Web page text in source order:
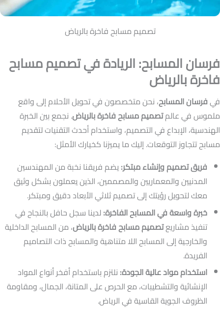
تصميم مسابح فاخرة بالرياض
فرسان المسابح: الريادة في تصميم مسابح
فاخرة بالرياض
فيفرسان المسابح، نحن متخصصون في تحويل الأحلام إلى واقع
ملموس في عالمتصميم مسابح فاخرة بالرياض. نجمع بين الخبرة
الهندسية، الإبداع في التصميم، واستخدام أحدث التقنيات لتقديم
مسابح تتجاوز التوقعات. إليك ما يميزنا كخيارك الأمثل:
فريق تصميم وإنشاء مبتكر:يضم فريقنا نخبة من المهندسين
المدنيين والمعماريين والمصممين، الذين يعملون بشكل وثيق
معك لتحويل رؤيتك إلى تصميم ثلاثي الأبعاد دقيق ومبتكر.
خبرة واسعة في المسابح الفاخرة:لدينا سجل حافل بالنجاح في
تنفيذ مشاريعتصميم مسابح فاخرة بالرياض، من المسابح الداخلية
والخارجية إلى المسابح اللا متناهية والمسابح ذات التصاميم
الفريدة.
استخدام مواد عالية الجودة: نلتزم باستخدام أفخر أنواع المواد
الإنشائية والتشطيبات، مع الحرص على المتانة، الجمال، ومقاومة
الظروف الجوية القاسية في الرياض.